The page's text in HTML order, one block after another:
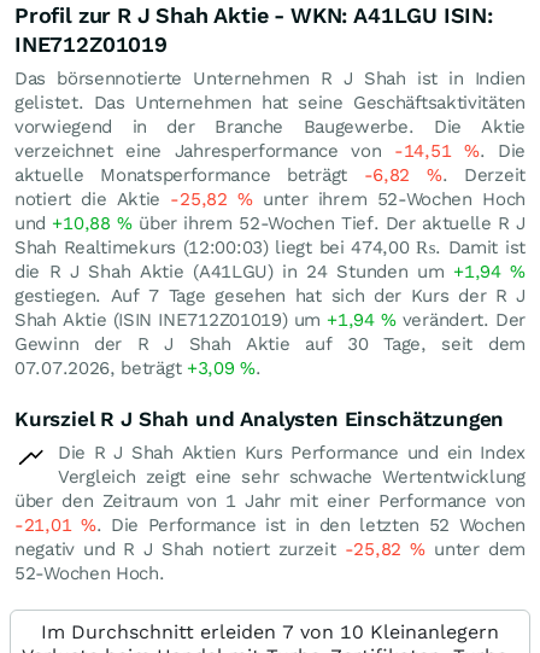
Profil zur R J Shah Aktie - WKN: A41LGU ISIN:
INE712Z01019
Das börsennotierte Unternehmen R J Shah ist in Indien
gelistet. Das Unternehmen hat seine Geschäftsaktivitäten
vorwiegend in der Branche Baugewerbe. Die Aktie
verzeichnet eine Jahresperformance von -14,51 %. Die
aktuelle Monatsperformance beträgt -6,82 %. Derzeit
notiert die Aktie -25,82 %unter ihrem 52-Wochen Hoch
und +10,88%über ihrem 52-Wochen Tief. Der aktuelle R J
Shah Realtimekurs (12:00:03) liegt bei 474,00 ₨. Damit ist
die R J Shah Aktie (A41LGU) in 24 Stunden um +1,94%
gestiegen. Auf 7 Tage gesehen hat sich der Kurs der R J
Shah Aktie (ISIN INE712Z01019) um +1,94 %verändert. Der
Gewinn der R J Shah Aktie auf 30 Tage, seit dem
07.07.2026, beträgt +3,09%.
Kursziel R J Shah und Analysten Einschätzungen
Die R J Shah Aktien Kurs Performance und ein Index
Vergleich zeigt eine sehr schwache Wertentwicklung
über den Zeitraum von 1 Jahr mit einer Performance von
-21,01 %. Die Performance ist in den letzten 52 Wochen
negativ und R J Shah notiert zurzeit -25,82%unter dem
52-Wochen Hoch.
Im Durchschnitt erleiden 7 von 10 Kleinanlegern